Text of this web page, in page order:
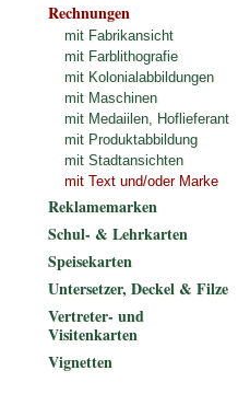
Rechnungen
mit Fabrikansicht
mit Farblithografie
mit Kolonialabbildungen
mit Maschinen
mit Medaiilen, Hoflieferant
mit Produktabbildung
mit Stadtansichten
mit Text und/oder Marke
Reklamemarken
Schul- & Lehrkarten
Speisekarten
Untersetzer, Deckel & Filze
Vertreter- und
Visitenkarten
Vignetten